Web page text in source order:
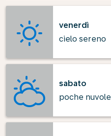
venerdì
cielo sereno
sabato
poche nuvole